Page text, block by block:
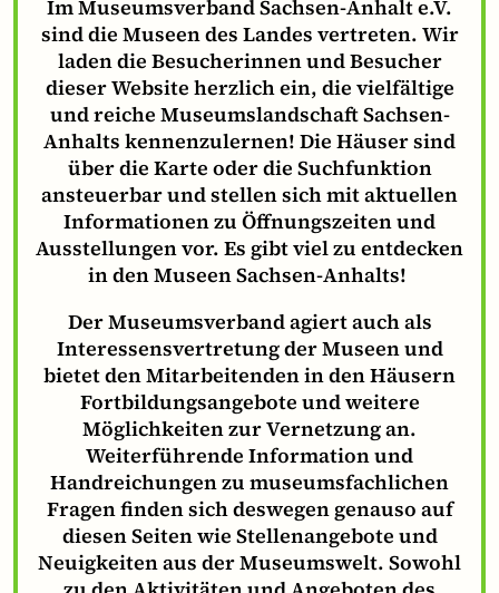
Im Museumsverband Sachsen-Anhalt e.V.
sind die Museen des Landes vertreten. Wir
laden die Besucherinnen und Besucher
dieser Website herzlich ein, die vielfältige
und reiche Museumslandschaft Sachsen-
Anhalts kennenzulernen! Die Häuser sind
über die Karte oder die Suchfunktion
ansteuerbar und stellen sich mit aktuellen
Informationen zu Öffnungszeiten und
Ausstellungen vor. Es gibt viel zu entdecken
in den Museen Sachsen-Anhalts!
Der Museumsverband agiert auch als
Interessensvertretung der Museen und
bietet den Mitarbeitenden in den Häusern
Fortbildungsangebote und weitere
Möglichkeiten zur Vernetzung an.
Weiterführende Information und
Handreichungen zu museumsfachlichen
Fragen finden sich deswegen genauso auf
diesen Seiten wie Stellenangebote und
Neuigkeiten aus der Museumswelt. Sowohl